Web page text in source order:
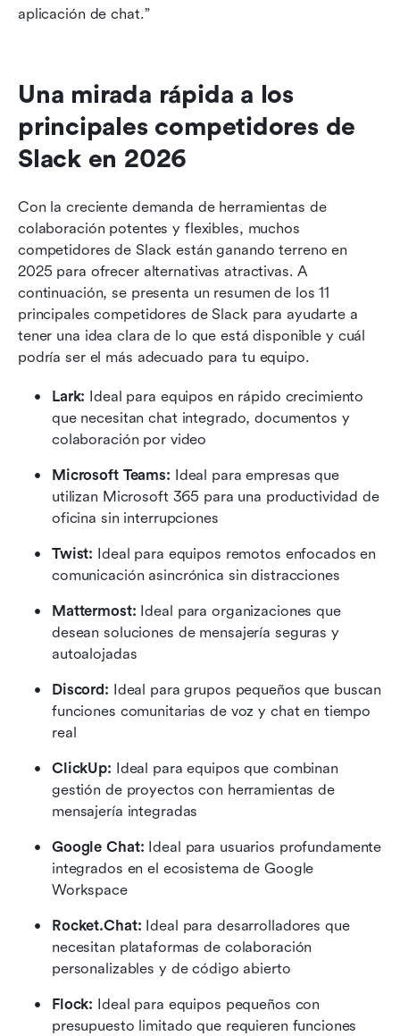
aplicación de chat.”
Una mirada rápida a los
principales competidores de
Slack en 2026
Con la creciente demanda de herramientas de
colaboración potentes y flexibles, muchos
competidores de Slack están ganando terreno en
2025 para ofrecer alternativas atractivas. A
continuación, se presenta un resumen de los 11
principales competidores de Slack para ayudarte a
tener una idea clara de lo que está disponible y cuál
podría ser el más adecuado para tu equipo.
Lark: Ideal para equipos en rápido crecimiento
que necesitan chat integrado, documentos y
colaboración por video
Microsoft Teams: Ideal para empresas que
utilizan Microsoft 365 para una productividad de
oficina sin interrupciones
Twist: Ideal para equipos remotos enfocados en
comunicación asincrónica sin distracciones
Mattermost: Ideal para organizaciones que
desean soluciones de mensajería seguras y
autoalojadas
Discord: Ideal para grupos pequeños que buscan
funciones comunitarias de voz y chat en tiempo
real
ClickUp: Ideal para equipos que combinan
gestión de proyectos con herramientas de
mensajería integradas
Google Chat: Ideal para usuarios profundamente
integrados en el ecosistema de Google
Workspace
Rocket.Chat: Ideal para desarrolladores que
necesitan plataformas de colaboración
personalizables y de código abierto
Flock: Ideal para equipos pequeños con
presupuesto limitado que requieren funciones